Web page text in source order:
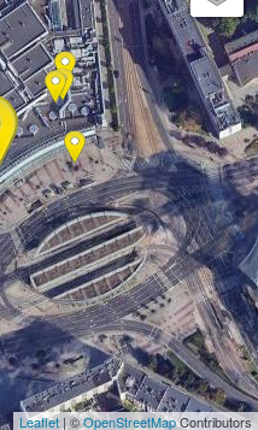
Leaflet| ©OpenStreetMapContributors